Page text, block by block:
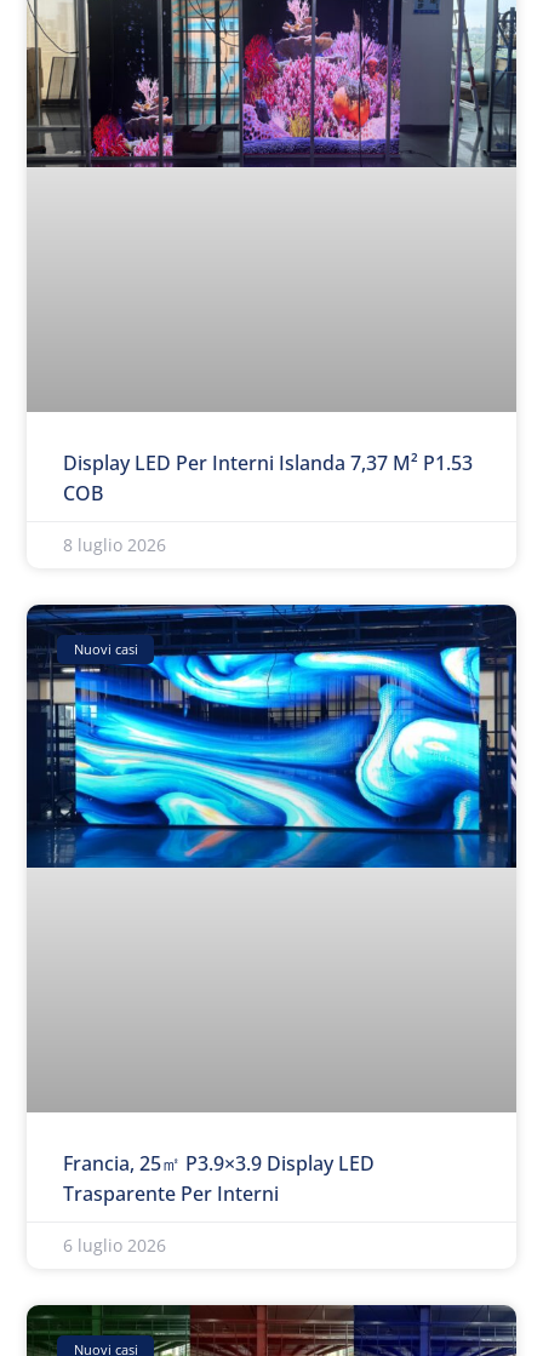
Display LED Per Interni Islanda 7,37 M² P1.53
COB
8 luglio 2026
Nuovi casi
Francia, 25㎡ P3.9×3.9 Display LED
Trasparente Per Interni
6 luglio 2026
Nuovi casi